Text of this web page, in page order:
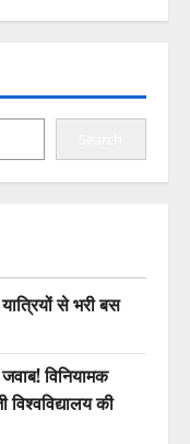
से भरी बस
विनियामक
की